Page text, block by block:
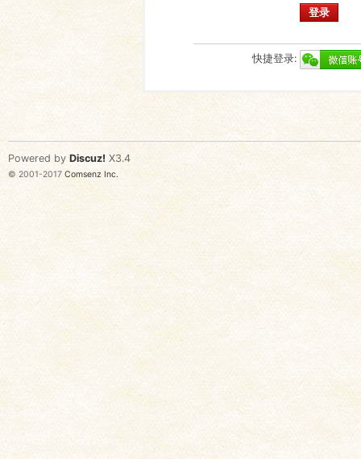
登录
快捷登录:
Powered by Discuz! X3.4
© 2001-2017 Comsenz Inc.